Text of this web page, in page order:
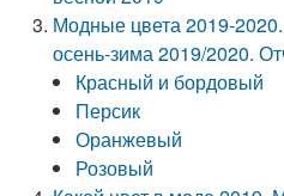
Модные цвета 2019-
осень-зима 2019/2020.
Красный и бордовый
Персик
Оранжевый
Розовый